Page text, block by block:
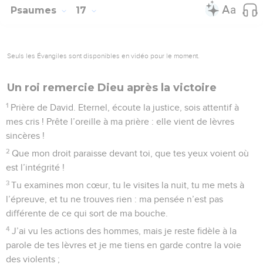
Psaumes 17
Seuls les Évangiles sont disponibles en vidéo pour le moment.
Un roi remercie Dieu après la victoire
1 Prière de David. Eternel, écoute la justice, sois attentif à
mes cris ! Prête l’oreille à ma prière : elle vient de lèvres
sincères !
2 Que mon droit paraisse devant toi, que tes yeux voient où
est l’intégrité !
3 Tu examines mon cœur, tu le visites la nuit, tu me mets à
l’épreuve, et tu ne trouves rien : ma pensée n’est pas
différente de ce qui sort de ma bouche.
4 J’ai vu les actions des hommes, mais je reste fidèle à la
parole de tes lèvres et je me tiens en garde contre la voie
des violents ;